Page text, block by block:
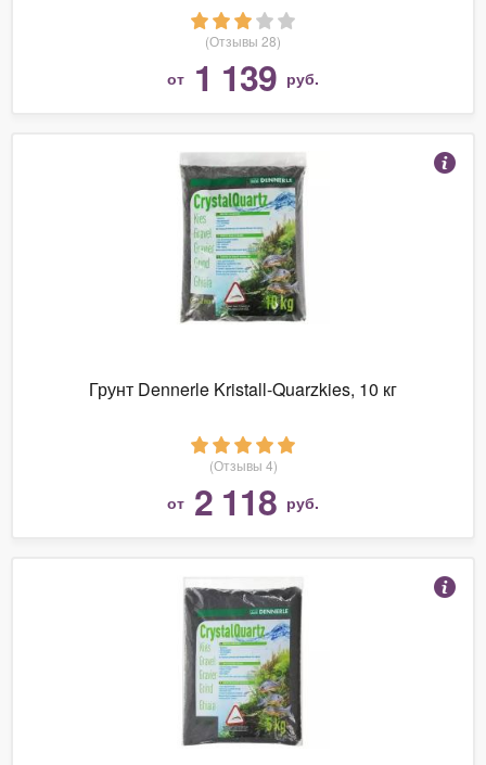
(Отзывы 28)
от 1 139 руб.
Грунт Dennerle Kristall-Quarzkies, 10 кг
(Отзывы 4)
от 2 118 руб.